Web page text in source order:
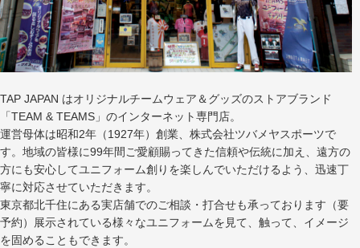
TAP JAPAN はオリジナルチームウェア＆グッズのストアブランド
「TEAM & TEAMS」のインターネット専門店。
運営母体は昭和2年（1927年）創業、株式会社ツバメヤスポーツで
す。地域の皆様に99年間ご愛顧賜ってきた信頼や伝統に加え、遠方の
方にも安心してユニフォーム創りを楽しんでいただけるよう、迅速丁
寧に対応させていただきます。
東京都北千住にある実店舗でのご相談・打合せも承っております（要
予約）展示されている様々なユニフォームを見て、触って、イメージ
を固めることもできます。